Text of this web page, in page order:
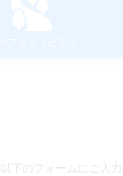
以下のフォームにご入